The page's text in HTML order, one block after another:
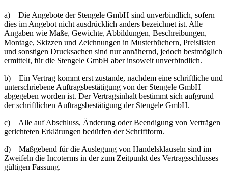
a) Die Angebote der Stengele GmbH sind unverbindlich, sofern
dies im Angebot nicht ausdrücklich anders bezeichnet ist. Alle
Angaben wie Maße, Gewichte, Abbildungen, Beschreibungen,
Montage, Skizzen und Zeichnungen in Musterbüchern, Preislisten
und sonstigen Drucksachen sind nur annähernd, jedoch bestmöglich
ermittelt, für die Stengele GmbH aber insoweit unverbindlich.
b) Ein Vertrag kommt erst zustande, nachdem eine schriftliche und
unterschriebene Auftragsbestätigung von der Stengele GmbH
abgegeben worden ist. Der Vertragsinhalt bestimmt sich aufgrund
der schriftlichen Auftragsbestätigung der Stengele GmbH.
c) Alle auf Abschluss, Änderung oder Beendigung von Verträgen
gerichteten Erklärungen bedürfen der Schriftform.
d) Maßgebend für die Auslegung von Handelsklauseln sind im
Zweifeln die Incoterms in der zum Zeitpunkt des Vertragsschlusses
gültigen Fassung.